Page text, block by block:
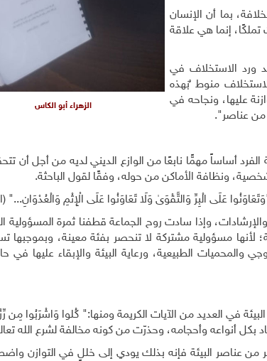
الزهراء أبو الكاس
بما أن الإنسان
إنما هي علاقة
ورد الاستخلاف في
منوط ٌبهذه
عليها، ونجاحه في
من عناصر".
أساساً مهمًّا نابعًا من الوازع الديني لديه من أجل أن
ونظافة الأماكن من حوله، وفقًا لقول الباحثة.
عَلَى الْبِرِّ وَالتَّقْوَىٰ وَلَا تَعَاوَنُوا عَلَى الْإِثْمِ وَالْعُدْوَانِ..."
وإذا سادت روح الجماعة قطفنا ثمرة المسؤولية
لأنها مسؤولية مشتركة لا تنحصر بفئة معينة، وبموجبها
والمحميات الطبيعية، ورعاية البيئة والإبقاء عليها في
في العديد من الآيات الكريمة ومنها:" كُلوا وَاشْرَبُوا مِن
عناصر البيئة فإنه بذلك يودي إلى خللٍ في التوازن